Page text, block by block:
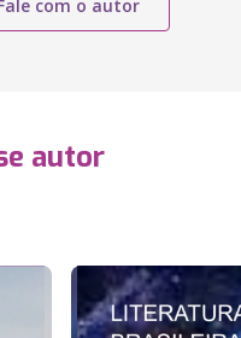
com o autor
autor